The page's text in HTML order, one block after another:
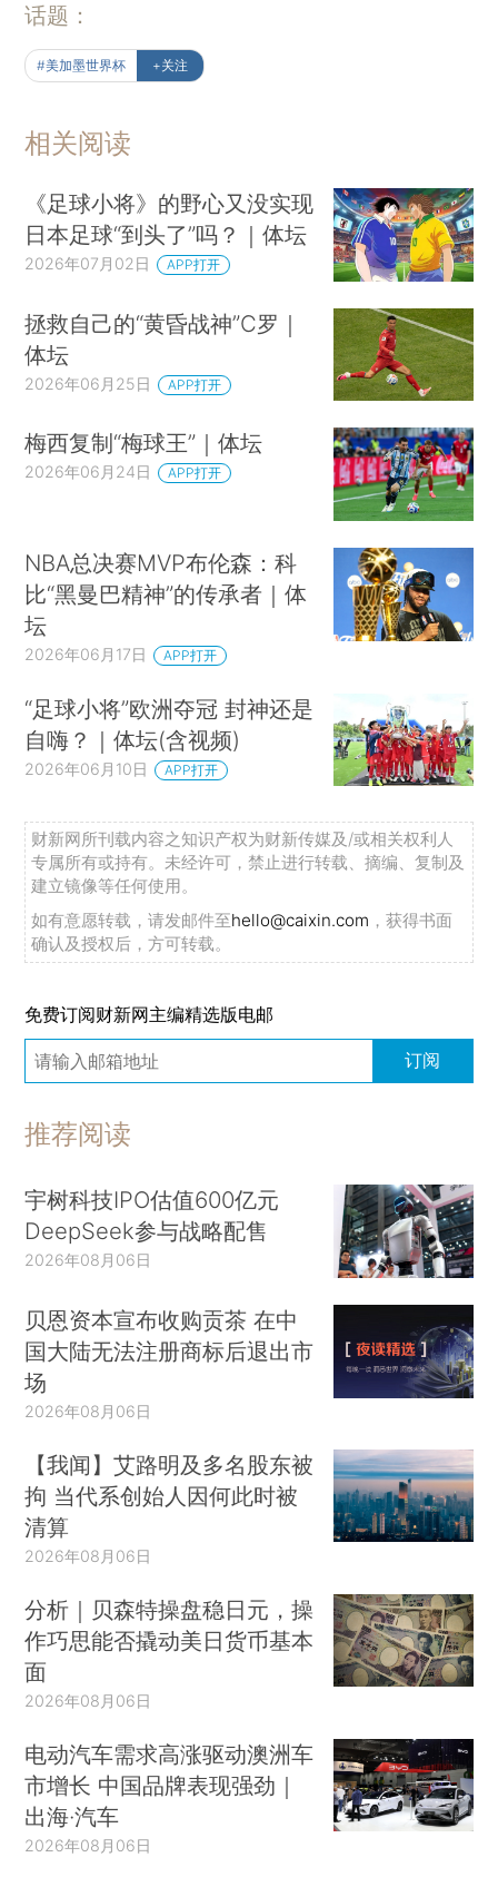
话题：
#美加墨世界杯 +关注
相关阅读
《足球小将》的野心又没实现
日本足球“到头了”吗？｜体坛
2026年07月02日 APP打开
拯救自己的“黄昏战神”C罗｜
体坛
2026年06月25日 APP打开
梅西复制“梅球王”｜体坛
2026年06月24日 APP打开
NBA总决赛MVP布伦森：科
比“黑曼巴精神”的传承者｜体
坛
2026年06月17日 APP打开
“足球小将”欧洲夺冠 封神还是
自嗨？｜体坛(含视频)
2026年06月10日 APP打开
财新网所刊载内容之知识产权为财新传媒及/或相关权利人
专属所有或持有。未经许可，禁止进行转载、摘编、复制及
建立镜像等任何使用。
如有意愿转载，请发邮件至hello@caixin.com ，获得书面
确认及授权后，方可转载。
免费订阅财新网主编精选版电邮
订阅
推荐阅读
宇树科技IPO估值600亿元
DeepSeek参与战略配售
2026年08月06日
贝恩资本宣布收购贡茶 在中
国大陆无法注册商标后退出市
场
2026年08月06日
【我闻】艾路明及多名股东被
拘 当代系创始人因何此时被
清算
2026年08月06日
分析｜贝森特操盘稳日元，操
作巧思能否撬动美日货币基本
面
2026年08月06日
电动汽车需求高涨驱动澳洲车
市增长 中国品牌表现强劲｜
出海·汽车
2026年08月06日